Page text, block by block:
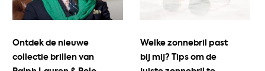
Ontdek de nieuwe
collectie brillen van
Welke zonnebril past
bij mij? Tips om de